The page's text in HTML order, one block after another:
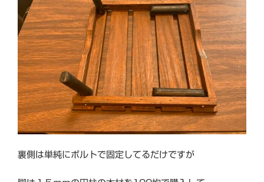
裏側は単純にボルトで固定してるだけですが